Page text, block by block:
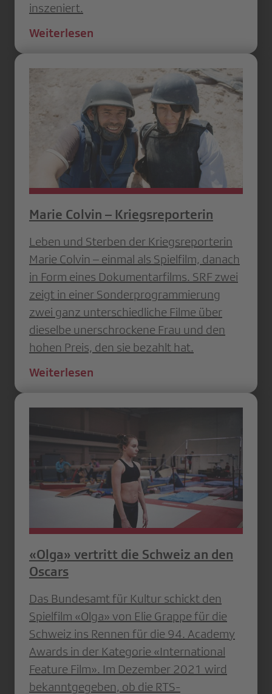
inszeniert.
Weiterlesen
Marie Colvin – Kriegsreporterin
Leben und Sterben der Kriegsreporterin
Marie Colvin – einmal als Spielfilm, danach
in Form eines Dokumentarfilms. SRF zwei
zeigt in einer Sonderprogrammierung
zwei ganz unterschiedliche Filme über
dieselbe unerschrockene Frau und den
hohen Preis, den sie bezahlt hat.
Weiterlesen
«Olga» vertritt die Schweiz an den
Oscars
Das Bundesamt für Kultur schickt den
Spielfilm «Olga» von Elie Grappe für die
Schweiz ins Rennen für die 94. Academy
Awards in der Kategorie «International
Feature Film». Im Dezember 2021 wird
bekanntgegeben, ob die RTS-